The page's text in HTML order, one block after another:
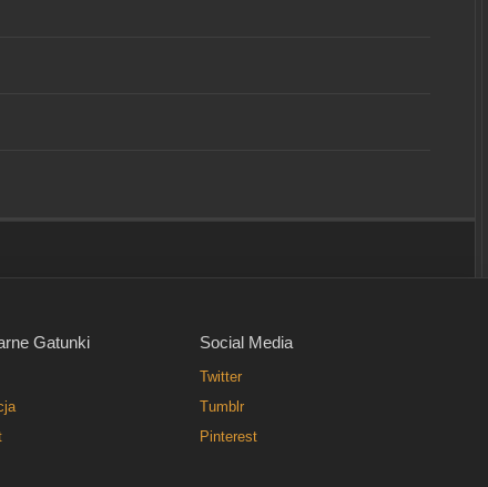
Gatunki Social Media
Twitter
Tumblr
Pinterest